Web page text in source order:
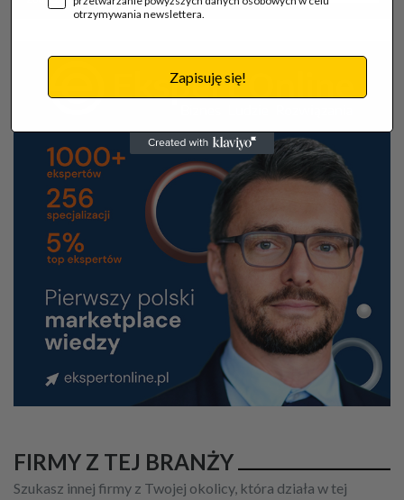
FIRMY Z TEJ BRANŻY
Szukasz innej firmy z Twojej okolicy, która działa w tej
otrzymywania newslettera.
Zapisuję się!